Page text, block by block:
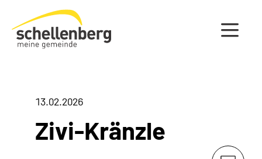
Gemeinde Schellenberg Startseite
13.02.2026
Zivi-Kränzle